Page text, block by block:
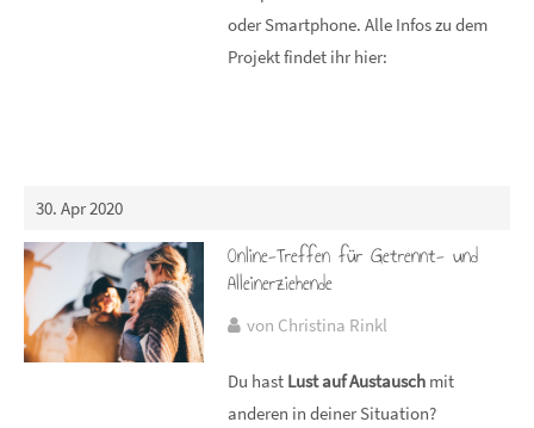
oder Smartphone. Alle Infos zu dem
Projekt findet ihr hier:
30. Apr 2020
Online-Treffen für Getrennt- und
Alleinerziehende
von Christina Rinkl
Du hast Lust auf Austausch mit
anderen in deiner Situation?